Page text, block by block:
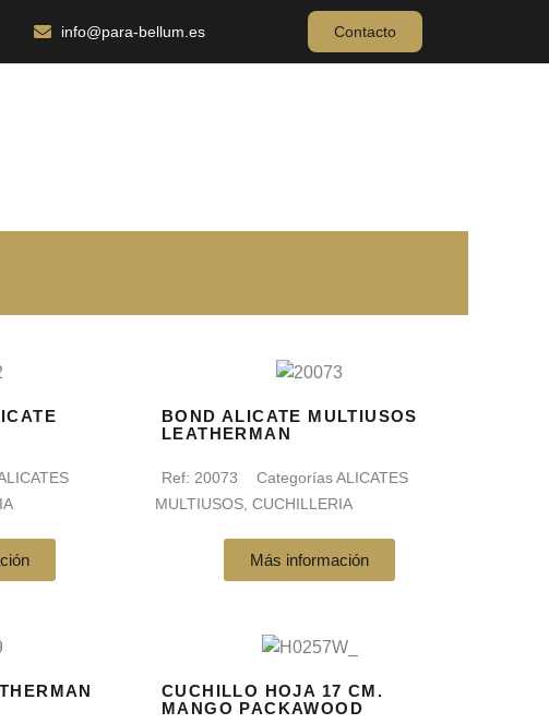
info@para-bellum.es Contacto
BOND ALICATE MULTIUSOS
LEATHERMAN
Ref: 20073 CategoríasALICATES
MULTIUSOS, CUCHILLERIA
Más información
CUCHILLO HOJA 17 CM.
MANGO PACKAWOOD